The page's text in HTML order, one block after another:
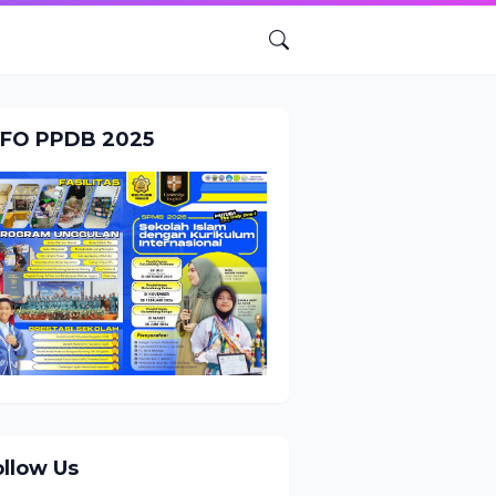
PPDB 2025
Us